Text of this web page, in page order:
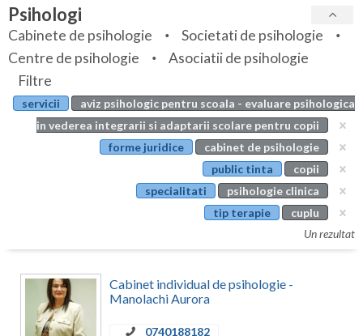
Bihor
Bistrita-Nasaud
Botosani
Braila
Calarasi
Caras-Severin
Specialitati
Servicii
Articole
Evenimente
Psihologi
Cabinete de psihologie
Societati de psihologie
Centre de psihologie
Asociatii de psihologie
Filtre
servicii
aviz psihologic pentru scoala - evaluare psihologica
in vederea integrarii si adaptarii scolare pentru copii
forme juridice
cabinet de psihologie
public tinta
copii
specialitati
psihologie clinica
tip terapie
cuplu
Un rezultat
Cabinet individual de psihologie -
Manolachi Aurora
0740188182